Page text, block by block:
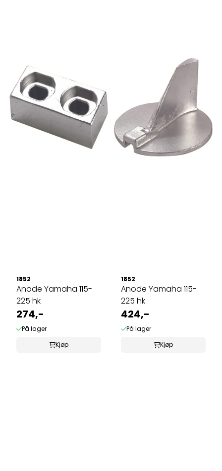
1852
Anode Yamaha 115-
225 hk
274,-
På lager
Kjøp
1852
Anode Yamaha 115-
225 hk
424,-
På lager
Kjøp